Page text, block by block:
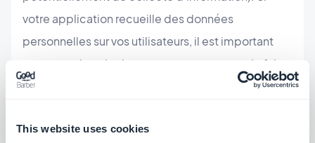
This website uses cookies
votre application recueille des données
personnelles sur vos utilisateurs, il est important
que vous obteniez leur consentement pour le faire.
dans votre app (Google Analytics par exemple). Si